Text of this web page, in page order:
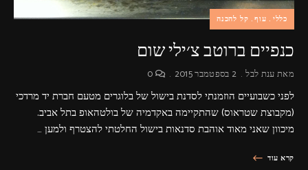
כללי עוף קל להכנה
כנפיים ברוטב צ׳ילי שום
מאתענת לבל 2 בספטמבר 2015
לפני כשבועיים הוזמנתי לסדנת בישול של בלוגרים מטעם חברת יד מרדכי
(מקבוצת שטראוס) שהתקיימה באקדמיה של בולטהאופ בתל אביב.
מיכוון שאני מאוד אוהבת סדנאות בישול החלטתי להצטרף ולמען …
קרא עוד